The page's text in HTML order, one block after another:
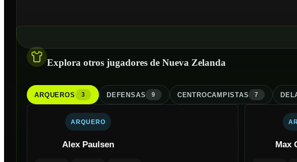
Explora otros jugadores de Nueva Zelanda
ARQUEROS 3 DEFENSAS 9 CENTROCAMPISTAS 7
ARQUERO
Alex Paulsen Max